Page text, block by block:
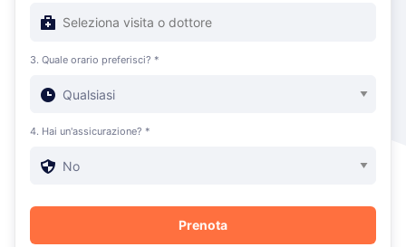
3. Quale orario preferisci? *
4. Hai un'assicurazione? *